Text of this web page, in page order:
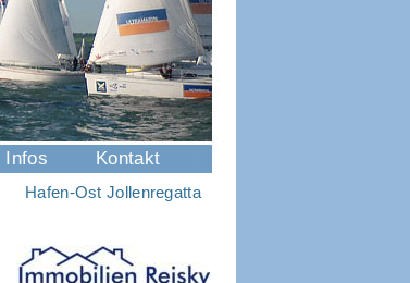
Hafen-Ost Jollenregatta
Infos Kontakt